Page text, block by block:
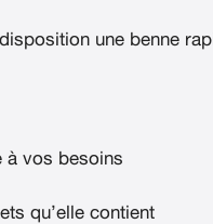
une benne
à vos besoins
qu’elle contient